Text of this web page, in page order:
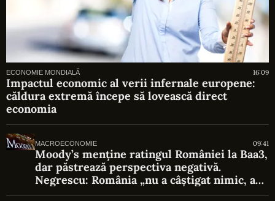
ECONOMIE MONDIALĂ 16:09
Impactul economic al verii infernale europene:
căldura extremă începe să lovească direct
economia
MACROECONOMIE 09:41
Moody’s menține ratingul României la Baa3,
dar păstrează perspectiva negativă.
Negrescu: România „nu a câștigat nimic, a
evitat o pierdere”